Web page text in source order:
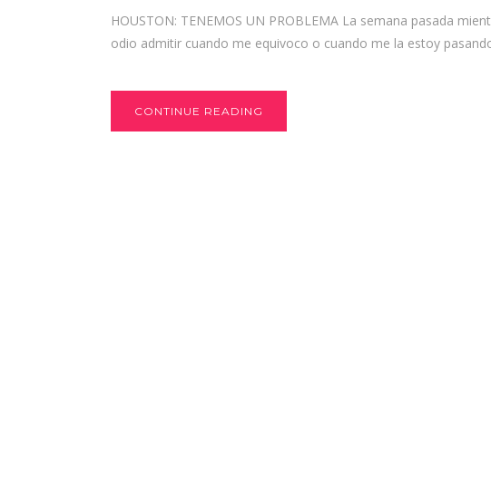
HOUSTON: TENEMOS UN PROBLEMA La semana pasada
odio admitir cuando me equivoco o cuando me la estoy
CONTINUE READING